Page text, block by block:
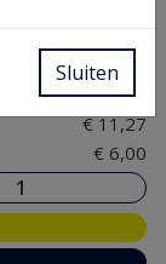
€ 11,27
€ 6,00
Sluiten